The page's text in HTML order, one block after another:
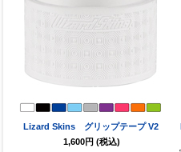
Lizard Skins グリップテープ V2
1,600円 (税込)